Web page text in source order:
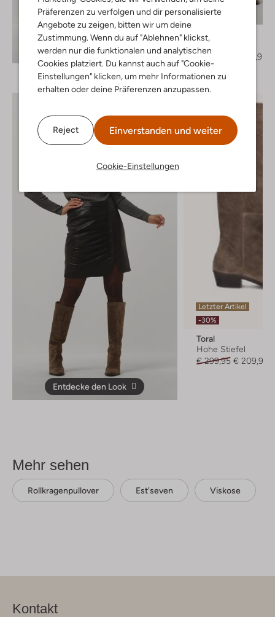
Präferenzen zu verfolgen und dir personalisierte
Angebote zu zeigen, bitten wir um deine
Zustimmung. Wenn du auf "Ablehnen" klickst,
werden nur die funktionalen und analytischen
Cookies platziert. Du kannst auch auf "Cookie-
Einstellungen" klicken, um mehr Informationen zu
erhalten oder deine Präferenzen anzupassen.
Reject Einverstanden und weiter
Cookie-Einstellungen
Entdecke den Look
Letzter Artikel
-50%
Est'seven
Pantalon
€ 439,95
€ 219,95
Entdecke den Look
Letzter Artikel
-30%
Toral
Hohe Stiefel
€ 299,95 € 209,99
Mehr sehen
Rollkragenpullover Est'seven Viskose
Kontakt